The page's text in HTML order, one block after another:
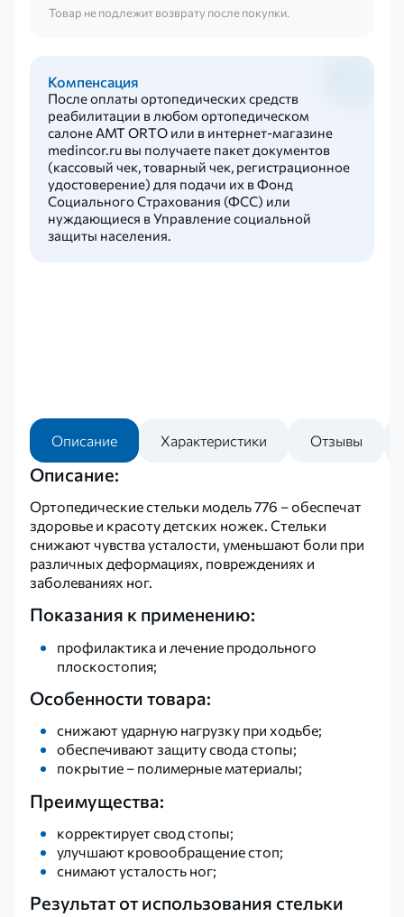
Компенсация
После оплаты ортопедических средств
реабилитации в любом ортопедическом
салоне AMT ORTO или в интернет-магазине
medincor.ru вы получаете пакет документов
(кассовый чек, товарный чек, регистрационное
удостоверение) для подачи их в Фонд
Социального Страхования (ФСС) или
нуждающиеся в Управление социальной
защиты населения.
Товар не подлежит возврату после покупки.
Описание Характеристики Отзывы
Описание:
Ортопедические стельки модель 776 – обеспечат
здоровье и красоту детских ножек. Стельки
снижают чувства усталости, уменьшают боли при
различных деформациях, повреждениях и
заболеваниях ног.
Показания к применению:
профилактика и лечение продольного
плоскостопия;
Особенности товара:
снижают ударную нагрузку при ходьбе;
обеспечивают защиту свода стопы;
покрытие – полимерные материалы;
Преимущества:
корректирует свод стопы;
улучшают кровообращение стоп;
снимают усталость ног;
Результат от использования стельки